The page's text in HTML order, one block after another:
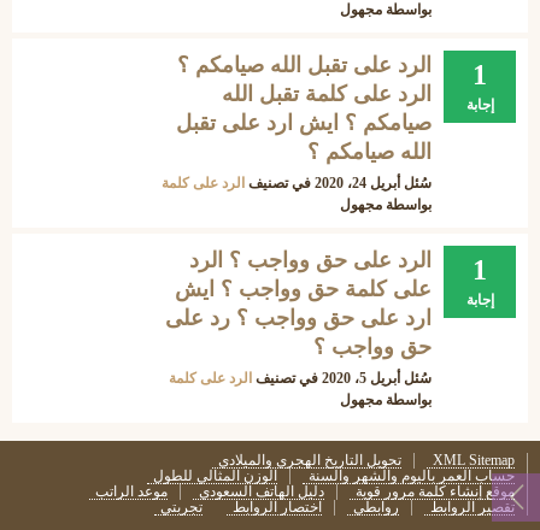
بواسطة مجهول
1
إجابة
الرد على تقبل الله صيامكم ؟
الرد على كلمة تقبل الله
صيامكم ؟ ايش ارد على تقبل
الله صيامكم ؟
سُئل أبريل 24، 2020 في تصنيف الرد على كلمة
بواسطة مجهول
1
إجابة
الرد على حق وواجب ؟ الرد
على كلمة حق وواجب ؟ ايش
ارد على حق وواجب ؟ رد على
حق وواجب ؟
سُئل أبريل 5، 2020 في تصنيف الرد على كلمة
بواسطة مجهول
XML Sitemap
تحويل التاريخ الهجري والميلادي
حساب العمر باليوم والشهر والسنة
الوزن المثالي للطول
موقع إنشاء كلمة مرور قوية
دليل الهاتف السعودي
موعد الراتب
تقصير الروابط
روابطي اختصار الروابط تجربتي